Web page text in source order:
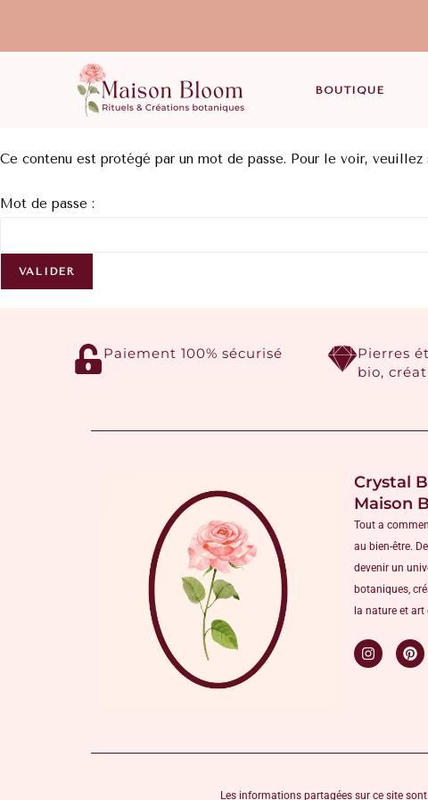
BOUTIQUE
Ce contenu est protégé par un mot de passe. Pour le voir,
Mot de passe :
Paiement 100% sécurisé
Pierres
bio,
Crystal
Maison
Tout a
au bien-être.
devenir un
botaniques,
la nature et
Les informations partagées sur ce site